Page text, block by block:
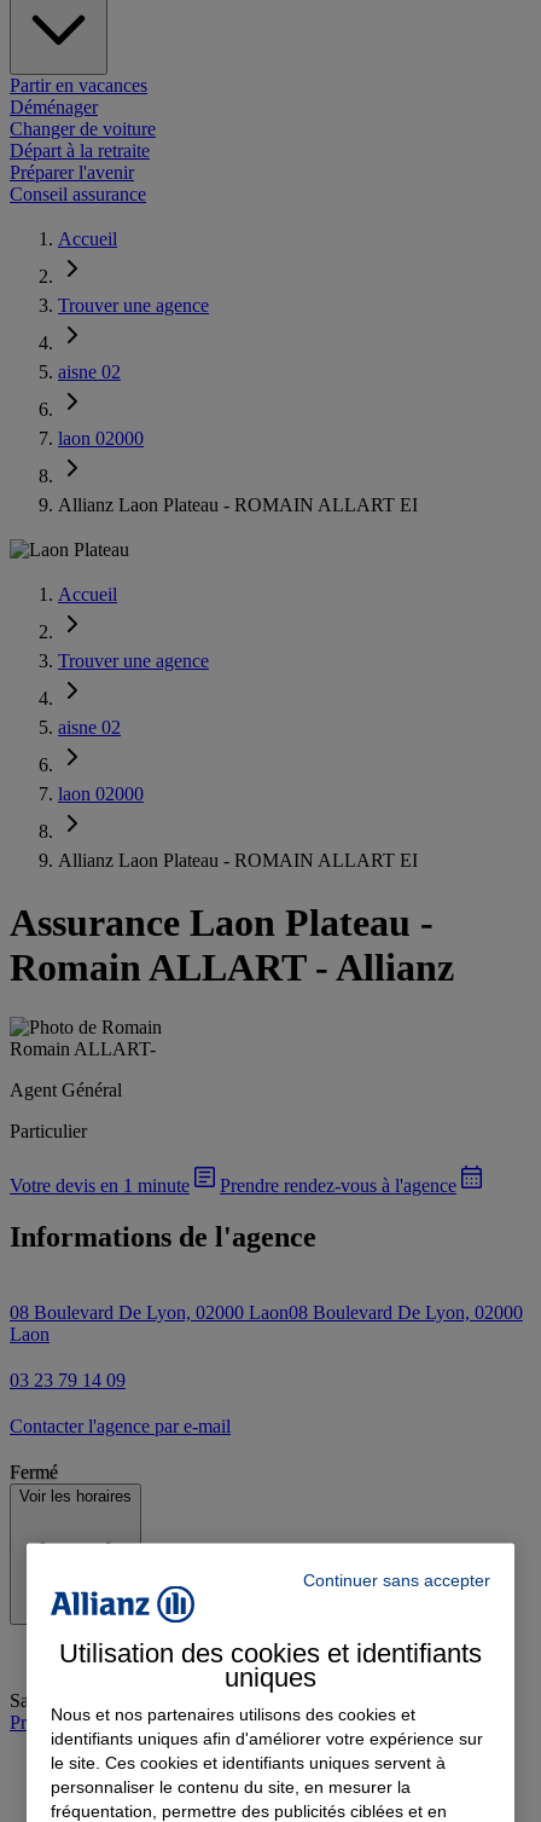
Partir en vacances
Déménager
Changer de voiture
Départ à la retraite
Préparer l'avenir
Conseil assurance
Accueil
Trouver une agence
aisne 02
laon 02000
Allianz Laon Plateau - ROMAIN ALLART EI
Accueil
Trouver une agence
aisne 02
laon 02000
Allianz Laon Plateau - ROMAIN ALLART EI
Assurance Laon Plateau -
Romain ALLART - Allianz
Romain ALLART-
Agent Général
Particulier
Votre devis en 1 minute Prendre rendez-vous à l'agence
Informations de l'agence
08 Boulevard De Lyon, 02000 Laon08 Boulevard De Lyon, 02000
Laon
03 23 79 14 09
Contacter l'agence par e-mail
Fermé
Voir les horaires
Samedi
Prendre rendez-vous à l'agence
Continuer sans accepter
Utilisation des cookies et identifiants
uniques
Nous et nos partenaires utilisons des cookies et
identifiants uniques afin d'améliorer votre expérience sur
le site. Ces cookies et identifiants uniques servent à
personnaliser le contenu du site, en mesurer la
fréquentation, permettre des publicités ciblées et en